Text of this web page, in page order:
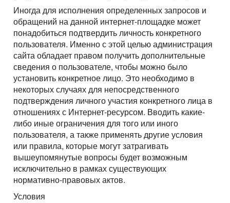
Иногда для исполнения определенных запросов и
обращений на данной интернет-площадке может
понадобиться подтвердить личность конкретного
пользователя. Именно с этой целью администрация
сайта обладает правом получить дополнительные
сведения о пользователе, чтобы можно было
установить конкретное лицо. Это необходимо в
некоторых случаях для непосредственного
подтверждения личного участия конкретного лица в
отношениях с Интернет-ресурсом. Вводить какие-
либо иные ограничения для того или иного
пользователя, а также применять другие условия
или правила, которые могут затрагивать
вышеупомянутые вопросы будет возможным
исключительно в рамках существующих
нормативно-правовых актов.
Условия